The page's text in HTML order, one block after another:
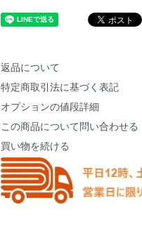
返品について
特定商取引法に基づく表記
オプションの値段詳細
この商品について問い合わせる
買い物を続ける